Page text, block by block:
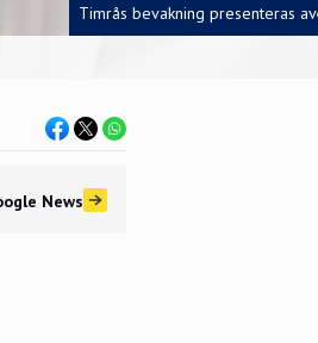
Timrås bevakning presenteras av
News